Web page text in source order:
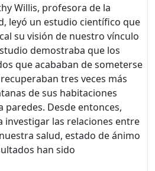
Willis, profesora de la
leyó un estudio científico que
su visión de nuestro vínculo
demostraba que los
que acababan de someterse
tres veces más
de sus habitaciones
paredes. Desde entonces,
investigar las relaciones entre
salud, estado de ánimo
han sido